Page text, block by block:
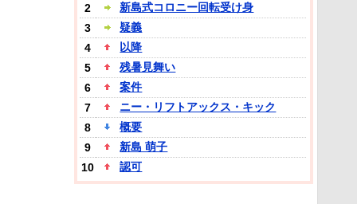
2
新島式コロニー回転受け身
3
疑義
4
以降
5
残暑見舞い
6
案件
7
ニー・リフトアックス・キック
8
概要
9
新島 萌子
10
認可